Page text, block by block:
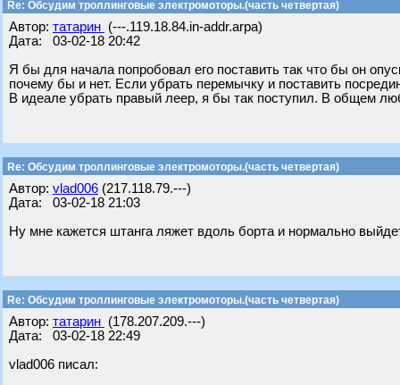
Re: Обсудим троллинговые электромоторы.(часть четвертая)
Автор: татарин (---.119.18.84.in-addr.arpa)
Дата: 03-02-18 20:42
Я бы для начала попробовал его поставить так что бы он
почему бы и нет. Если убрать перемычку и поставить
В идеале убрать правый леер, я бы так поступил. В общем
Re: Обсудим троллинговые электромоторы.(часть четвертая)
Автор: vlad006 (217.118.79.---)
Дата: 03-02-18 21:03
Ну мне кажется штанга ляжет вдоль борта и нормально
Re: Обсудим троллинговые электромоторы.(часть четвертая)
Автор: татарин (178.207.209.---)
Дата: 03-02-18 22:49
vlad006 писал: